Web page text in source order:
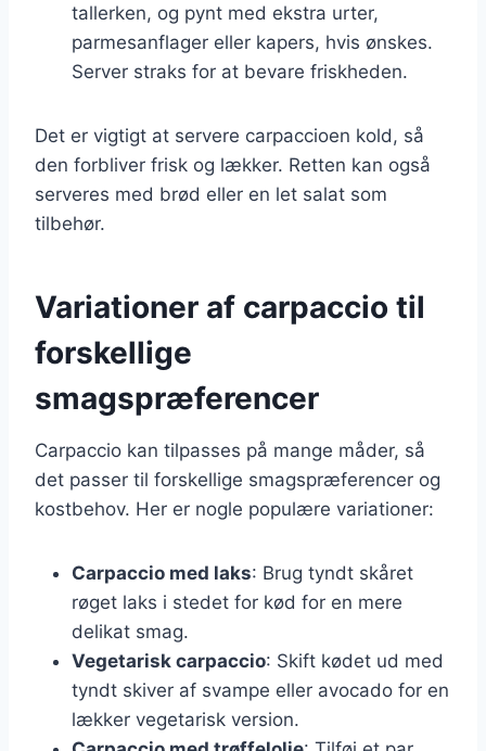
tallerken, og pynt med ekstra urter,
parmesanflager eller kapers, hvis ønskes.
Server straks for at bevare friskheden.
Det er vigtigt at servere carpaccioen kold, så
den forbliver frisk og lækker. Retten kan også
serveres med brød eller en let salat som
tilbehør.
Variationer af carpaccio til
forskellige
smagspræferencer
Carpaccio kan tilpasses på mange måder, så
det passer til forskellige smagspræferencer og
kostbehov. Her er nogle populære variationer:
Carpaccio med laks: Brug tyndt skåret
røget laks i stedet for kød for en mere
delikat smag.
Vegetarisk carpaccio: Skift kødet ud med
tyndt skiver af svampe eller avocado for en
lækker vegetarisk version.